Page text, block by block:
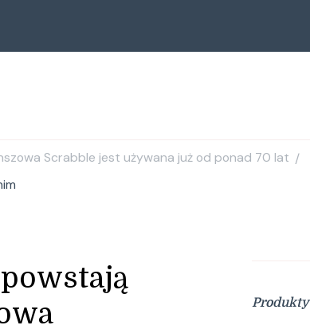
Scrabble jest używana już od ponad 70 lat /
Produkty